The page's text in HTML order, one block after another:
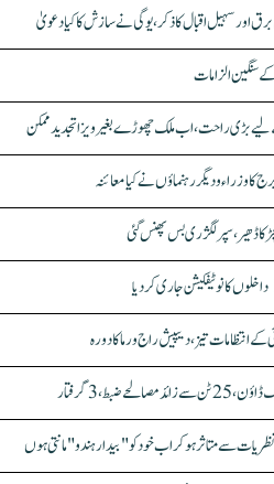
اور سہیل اقبال کا ذکر، یوگی نے سازش کا کیا دعویٰ
سنگین الزامات
کا وزراء و دیگر رہنماؤں نے کیا معائنہ
ڈھیر، سپر لگژری بس پھنس گئی
انتظامات تیز، دیپیش راج ورما کا دورہ
3 گرفتار
سے متاثر ہو کر اب خود کو "بیدار ہندو" مانتی ہوں